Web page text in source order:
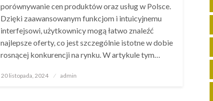
porównywanie cen produktów oraz usług w Polsce.
Dzięki zaawansowanym funkcjom i intuicyjnemu
interfejsowi, użytkownicy mogą łatwo znaleźć
najlepsze oferty, co jest szczególnie istotne w dobie
rosnącej konkurencji na rynku. W artykule tym…
Opublikowane
20 listopada, 2024 admin